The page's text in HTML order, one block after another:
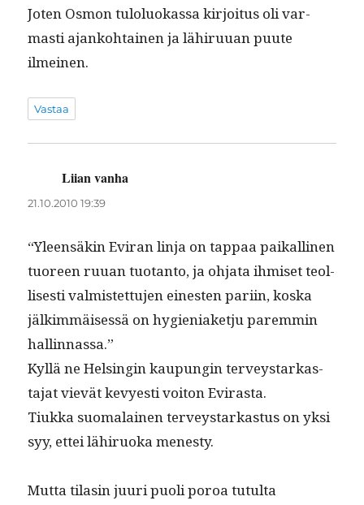
Joten Osmon tulolu­okas­sa kir­joi­tus oli var­
masti ajanko­htainen ja lähiru­uan puute
ilmeinen.
Vastaa
Liian vanha
21.10.2010 19:39
“Yleen­säkin Evi­ran lin­ja on tap­paa paikalli­nen
tuoreen ruuan tuotan­to, ja ohja­ta ihmiset teol­
lis­es­ti valmis­tet­tu­jen einesten pari­in, kos­ka
jälkim­mäisessä on hygien­i­aketju parem­min
hallinnassa.”
Kyl­lä ne Helsin­gin kaupun­gin ter­veystarkas­
ta­jat vievät kevyesti voiton Evirasta.
Tiuk­ka suo­ma­lainen ter­veystarkas­tus on yksi
syy, ettei lähiruo­ka menesty.
Mut­ta tilasin juuri puoli poroa tutul­ta